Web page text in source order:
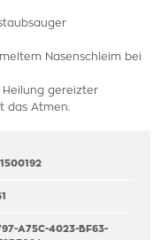
Nasenschleim bei
gereizter
das Atmen.
A75C-4023-BF63-